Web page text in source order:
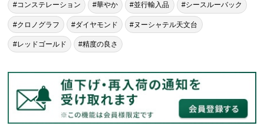
#コンステレーション #華やか #並行輸入品 #シースルーバック
#クロノグラフ #ダイヤモンド #ヌーシャテル天文台
#レッドゴールド #精度の良さ